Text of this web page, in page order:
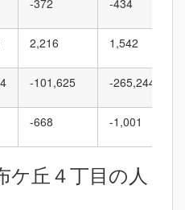
-372 -434
2,216 1,542
-101,625 -265,244
-668 -1,001
ケ丘４丁目の人